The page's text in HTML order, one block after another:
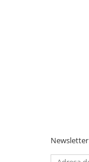
Accesorii server
Newsletter